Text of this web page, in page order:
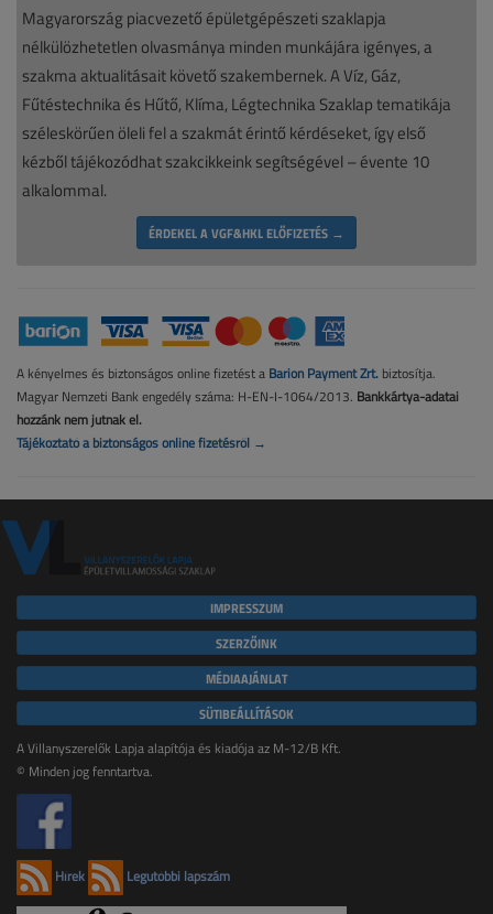
Magyarország piacvezető épületgépészeti szaklapja
nélkülözhetetlen olvasmánya minden munkájára igényes, a
szakma aktualitásait követő szakembernek. A Víz, Gáz,
Fűtéstechnika és Hűtő, Klíma, Légtechnika Szaklap tematikája
széleskörűen öleli fel a szakmát érintő kérdéseket, így első
kézből tájékozódhat szakcikkeink segítségével – évente 10
alkalommal.
ÉRDEKEL A VGF&HKL ELŐFIZETÉS →
A kényelmes és biztonságos online fizetést a Barion Payment Zrt. biztosítja.
Magyar Nemzeti Bank engedély száma: H-EN-I-1064/2013. Bankkártya-adatai
hozzánk nem jutnak el.
Tájékoztató a biztonságos online fizetésről →
IMPRESSZUM
SZERZŐINK
MÉDIAAJÁNLAT
SÜTIBEÁLLÍTÁSOK
A Villanyszerelők Lapja alapítója és kiadója az M-12/B Kft.
© Minden jog fenntartva.
Hírek Legutóbbi lapszám